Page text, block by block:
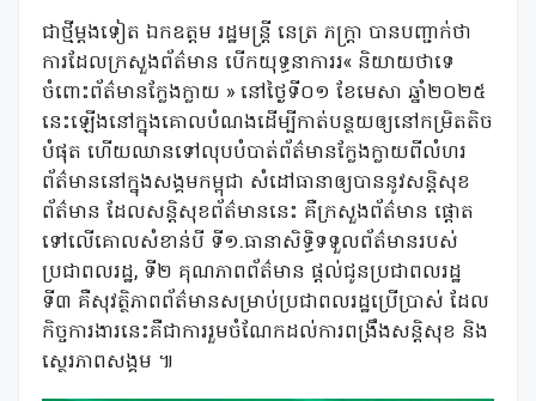
ជាថ្មីម្តងទៀត ឯកឧត្តម រដ្ឋមន្ត្រី នេត្រ ភក្ត្រា បានបញ្ជាក់ថា
ការដែលក្រសួងព័ត៌មាន បើកយុទ្ធនាការរ« និយាយថាទេ
ចំពោះព័ត៌មានក្លែងក្លាយ » នៅថ្ងៃទី០១ ខែមេសា ឆ្នាំ២០២៥
នេះឡើងនៅក្នុងគោលបំណងដើម្បីកាត់បន្ថយឲ្យនៅកម្រិតតិច
បំផុត ហើយឈានទៅលុបបំបាត់ព័ត៌មានក្លែងក្លាយពីលំហរ
ព័ត៌មាននៅក្នុងសង្គមកម្ពុជា សំដៅធានាឲ្យបាននូវសន្តិសុខ
ព័ត៌មាន ដែលសន្តិសុខព័ត៌មាននេះ គឺក្រសួងព័ត៌មាន ផ្តោត
ទៅលើគោលសំខាន់បី ទី១.ធានាសិទ្ធិទទួលព័ត៌មានរបស់
ប្រជាពលរដ្ឋ, ទី២ គុណភាពព័ត៌មាន ផ្តល់ជូនប្រជាពលរដ្ឋ
ទី៣ គឺសុវត្ថិភាពព័ត៌មានសម្រាប់ប្រជាពលរដ្ឋប្រើប្រាស់ ដែល
កិច្ចការងារនេះគឺជាការរួមចំណែកដល់ការពង្រឹងសន្តិសុខ និង
ស្ថេរភាពសង្គម ៕